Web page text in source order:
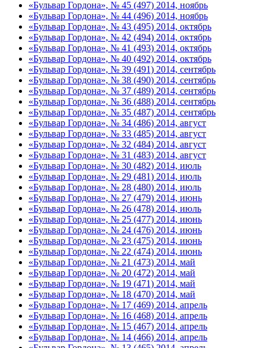
«Бульвар Гордона», № 45 (497) 2014, ноябрь
«Бульвар Гордона», № 44 (496) 2014, ноябрь
«Бульвар Гордона», № 43 (495) 2014, октябрь
«Бульвар Гордона», № 42 (494) 2014, октябрь
«Бульвар Гордона», № 41 (493) 2014, октябрь
«Бульвар Гордона», № 40 (492) 2014, октябрь
«Бульвар Гордона», № 39 (491) 2014, сентябрь
«Бульвар Гордона», № 38 (490) 2014, сентябрь
«Бульвар Гордона», № 37 (489) 2014, сентябрь
«Бульвар Гордона», № 36 (488) 2014, сентябрь
«Бульвар Гордона», № 35 (487) 2014, сентябрь
«Бульвар Гордона», № 34 (486) 2014, август
«Бульвар Гордона», № 33 (485) 2014, август
«Бульвар Гордона», № 32 (484) 2014, август
«Бульвар Гордона», № 31 (483) 2014, август
«Бульвар Гордона», № 30 (482) 2014, июль
«Бульвар Гордона», № 29 (481) 2014, июль
«Бульвар Гордона», № 28 (480) 2014, июль
«Бульвар Гордона», № 27 (479) 2014, июнь
«Бульвар Гордона», № 26 (478) 2014, июль
«Бульвар Гордона», № 25 (477) 2014, июнь
«Бульвар Гордона», № 24 (476) 2014, июнь
«Бульвар Гордона», № 23 (475) 2014, июнь
«Бульвар Гордона», № 22 (474) 2014, июнь
«Бульвар Гордона», № 21 (473) 2014, май
«Бульвар Гордона», № 20 (472) 2014, май
«Бульвар Гордона», № 19 (471) 2014, май
«Бульвар Гордона», № 18 (470) 2014, май
«Бульвар Гордона», № 17 (469) 2014, апрель
«Бульвар Гордона», № 16 (468) 2014, апрель
«Бульвар Гордона», № 15 (467) 2014, апрель
«Бульвар Гордона», № 14 (466) 2014, апрель